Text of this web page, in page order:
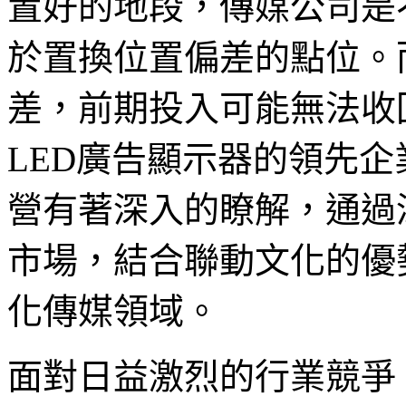
於置換位置偏差的點位
差，前期投入可能無法
LED廣告顯示器的領先
營有著深入的瞭解，通
市場，結合聯動文化的
化傳媒領域。
面對日益激烈的行業競